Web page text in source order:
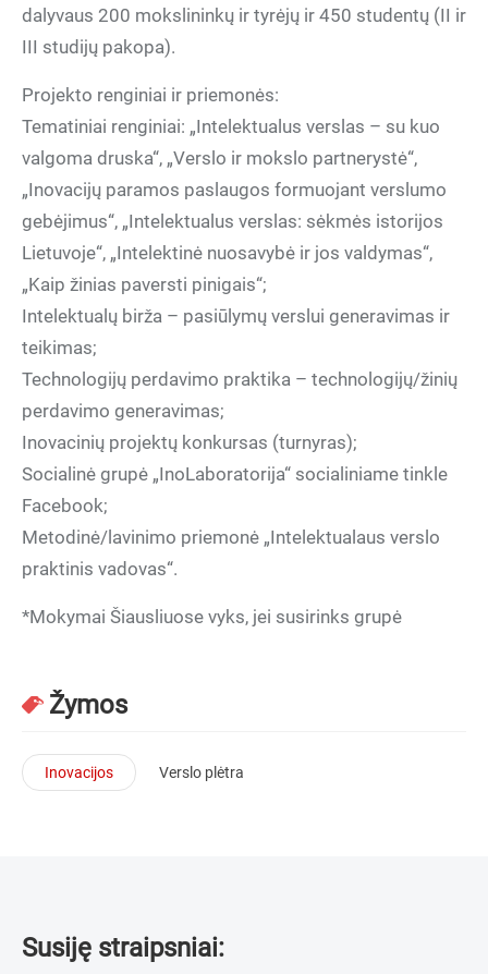
dalyvaus 200 mokslininkų ir tyrėjų ir 450 studentų (II ir
III studijų pakopa).
Projekto renginiai ir priemonės:
Tematiniai renginiai: „Intelektualus verslas – su kuo
valgoma druska“, „Verslo ir mokslo partnerystė“,
„Inovacijų paramos paslaugos formuojant verslumo
gebėjimus“, „Intelektualus verslas: sėkmės istorijos
Lietuvoje“, „Intelektinė nuosavybė ir jos valdymas“,
„Kaip žinias paversti pinigais“;
Intelektualų birža – pasiūlymų verslui generavimas ir
teikimas;
Technologijų perdavimo praktika – technologijų/žinių
perdavimo generavimas;
Inovacinių projektų konkursas (turnyras);
Socialinė grupė „InoLaboratorija“ socialiniame tinkle
Facebook;
Metodinė/lavinimo priemonė „Intelektualaus verslo
praktinis vadovas“.
*Mokymai Šiausliuose vyks, jei susirinks grupė
Žymos
Inovacijos Verslo plėtra
Susiję straipsniai: